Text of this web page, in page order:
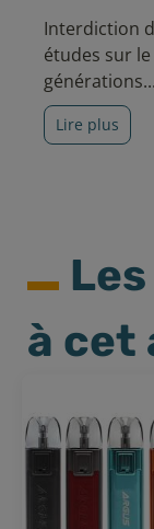
Interdiction
études sur
parler du
Lire plus
à cet